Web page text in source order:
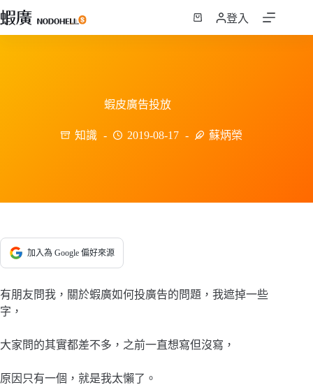
跳
至
登入
蝦皮廣告投放
知識 2019-08-17 蘇炳榮
加入為 Google 偏好來源
有朋友問我，關於蝦廣如何投廣告的問題，我遮掉一些
字，
大家問的其實都差不多，之前一直想寫但沒寫，
原因只有一個，就是我太懶了。